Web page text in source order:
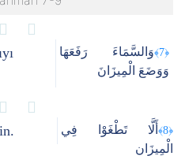
﴿7﴾
وَالسَّمَاءَ رَفَعَهَا
وَوَضَعَ الْمِيزَانَ
﴿8﴾
أَلَّا تَطْغَوْا فِي
الْمِيزَانِ